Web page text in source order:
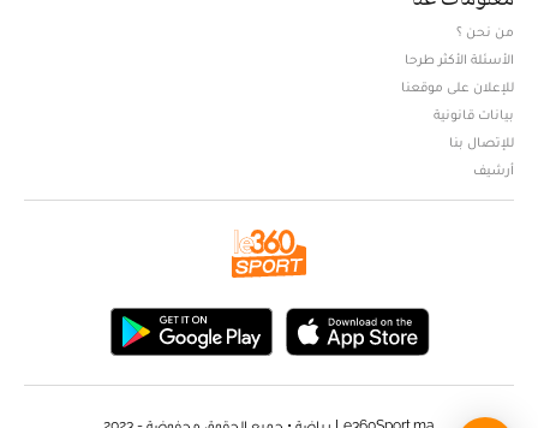
من نحن ؟
الأسئلة الأكثر طرحا
للإعلان على موقعنا
بيانات قانونية
للإتصال بنا
أرشيف